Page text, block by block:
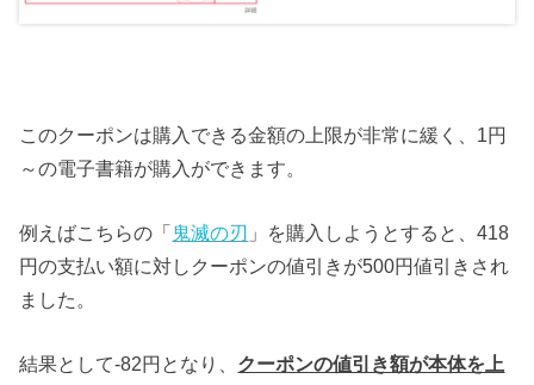
このクーポンは購入できる金額の上限が非常に緩く、1円
～の電子書籍が購入ができます。
例えばこちらの「鬼滅の刃 」を購入しようとすると、418
円の支払い額に対しクーポンの値引きが500円値引きされ
ました。
結果として-82円となり、 クーポンの値引き額が本体を上